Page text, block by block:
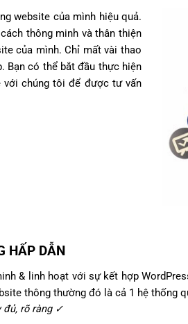
website của mình hiệu quả.
thông minh và thân thiện
của mình. Chỉ mất vài thao
Bạn có thể bắt đầu thực hiện
với chúng tôi để được tư vấn
HẤP DẪN
& linh hoạt với sự kết hợp
thông thường đó là cả 1 hệ thống
đủ, rõ ràng ✓